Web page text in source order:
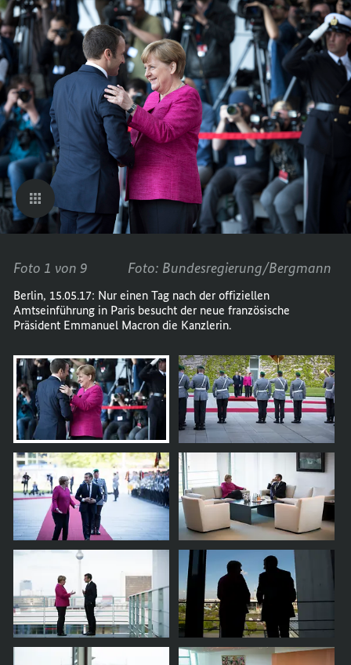
IN
IN
Foto 1 von 9 Foto: Bundesregierung/Bergmann
Berlin, 15.05.17: Nur einen Tag nach der offiziellen
Amtseinführung in Paris besucht der neue französische
Präsident Emmanuel Macron die Kanzlerin.
öffnet
Bild
im
Karussell